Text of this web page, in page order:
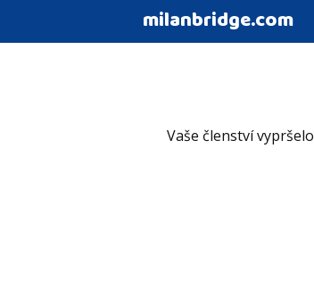
milanbridge.com
Vaše členství vypršelo